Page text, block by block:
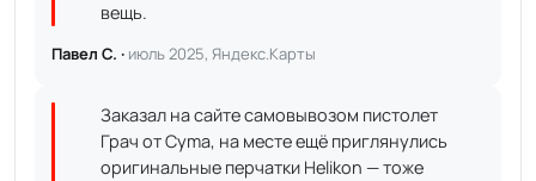
вещь.
Павел С. · июль 2025, Яндекс.Карты
Заказал на сайте самовывозом пистолет
Грач от Cyma, на месте ещё приглянулись
оригинальные перчатки Helikon — тоже